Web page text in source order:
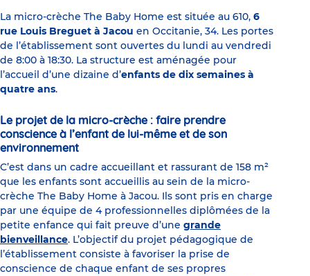
La micro-crèche The Baby Home est située au 610, 6
rue Louis Breguet à Jacou en Occitanie, 34. Les portes
de l’établissement sont ouvertes du lundi au vendredi
de 8:00 à 18:30. La structure est aménagée pour
l’accueil d’une dizaine d’enfants de dix semaines à
quatre ans.
Le projet de la micro-crèche : faire prendre
conscience à l’enfant de lui-même et de son
environnement
C’est dans un cadre accueillant et rassurant de 158 m²
que les enfants sont accueillis au sein de la micro-
crèche The Baby Home à Jacou. Ils sont pris en charge
par une équipe de 4 professionnelles diplômées de la
petite enfance qui fait preuve d’une grande
bienveillance. L’objectif du projet pédagogique de
l’établissement consiste à favoriser la prise de
conscience de chaque enfant de ses propres